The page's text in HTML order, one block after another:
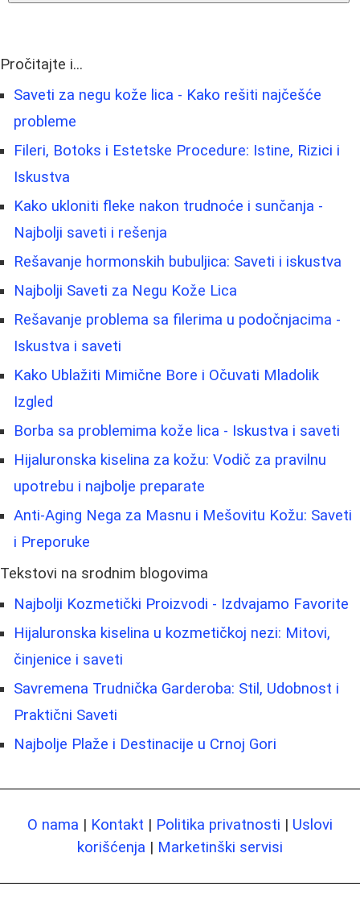
Pročitajte i...
Saveti za negu kože lica - Kako rešiti najčešće
probleme
Fileri, Botoks i Estetske Procedure: Istine, Rizici i
Iskustva
Kako ukloniti fleke nakon trudnoće i sunčanja -
Najbolji saveti i rešenja
Rešavanje hormonskih bubuljica: Saveti i iskustva
Najbolji Saveti za Negu Kože Lica
Rešavanje problema sa filerima u podočnjacima -
Iskustva i saveti
Kako Ublažiti Mimične Bore i Očuvati Mladolik
Izgled
Borba sa problemima kože lica - Iskustva i saveti
Hijaluronska kiselina za kožu: Vodič za pravilnu
upotrebu i najbolje preparate
Anti-Aging Nega za Masnu i Mešovitu Kožu: Saveti
i Preporuke
Tekstovi na srodnim blogovima
Najbolji Kozmetički Proizvodi - Izdvajamo Favorite
Hijaluronska kiselina u kozmetičkoj nezi: Mitovi,
činjenice i saveti
Savremena Trudnička Garderoba: Stil, Udobnost i
Praktični Saveti
Najbolje Plaže i Destinacije u Crnoj Gori
O nama | Kontakt | Politika privatnosti | Uslovi
korišćenja | Marketinški servisi